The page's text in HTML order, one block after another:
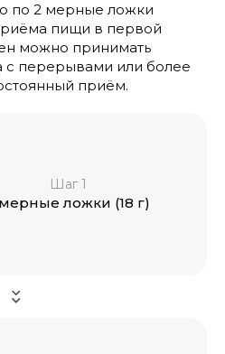
по 2 мерные ложки
пищи в первой
можно принимать
с перерывами или более
приём.
Шаг 1
ложки (18 г)